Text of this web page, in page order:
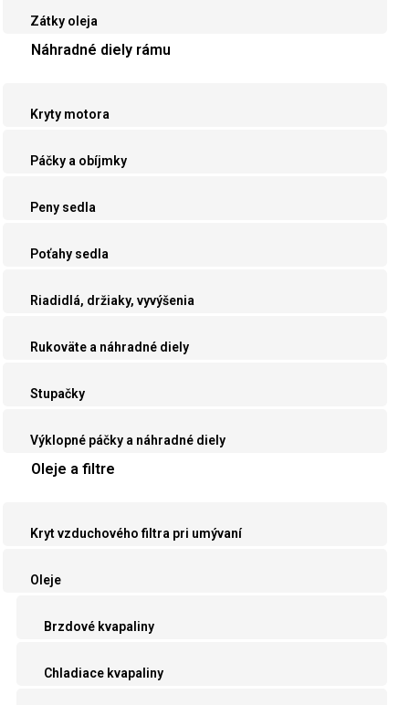
Zátky oleja
Náhradné diely rámu
Kryty motora
Páčky a obíjmky
Peny sedla
Poťahy sedla
Riadidlá, držiaky, vyvýšenia
Rukoväte a náhradné diely
Stupačky
Výklopné páčky a náhradné diely
Oleje a filtre
Kryt vzduchového filtra pri umývaní
Oleje
Brzdové kvapaliny
Chladiace kvapaliny